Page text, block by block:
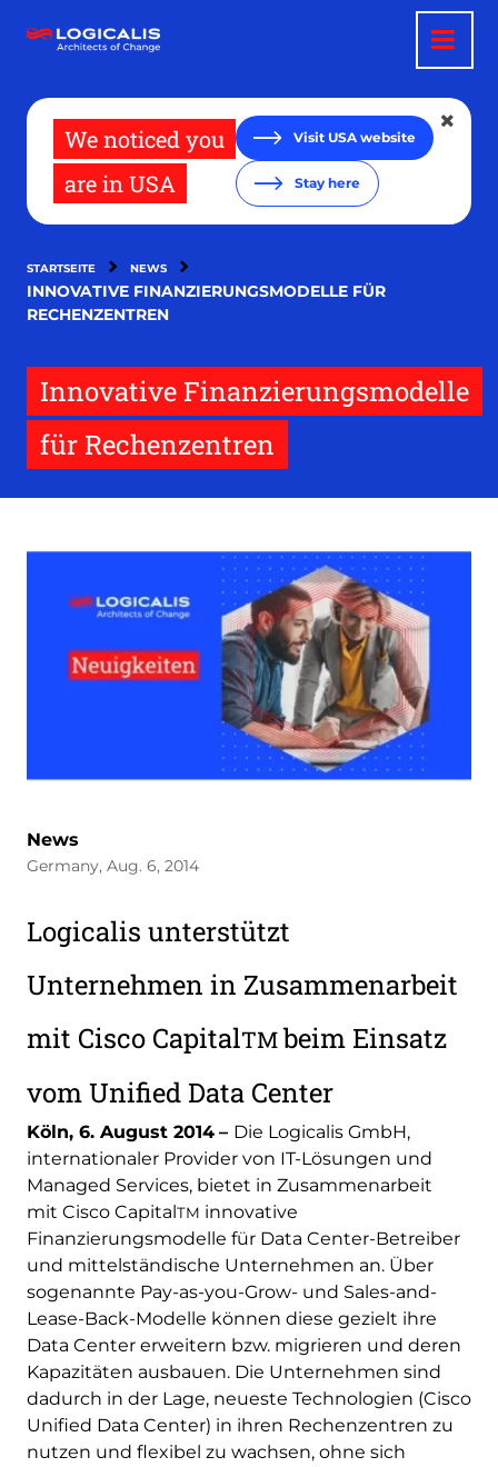
zum
Inhalt
We noticed you
are in USA
Visit USA website
Stay here
STARTSEITE NEWS
INNOVATIVE FINANZIERUNGSMODELLE FÜR
RECHENZENTREN
Innovative Finanzierungsmodelle
für Rechenzentren
News
Germany, Aug. 6, 2014
Logicalis unterstützt
Unternehmen in Zusammenarbeit
mit Cisco CapitalTMbeim Einsatz
vom Unified Data Center
Köln, 6. August 2014 – Die Logicalis GmbH,
internationaler Provider von IT-Lösungen und
Managed Services, bietet in Zusammenarbeit
mit Cisco Capital TM innovative
Finanzierungsmodelle für Data Center-Betreiber
und mittelständische Unternehmen an. Über
sogenannte Pay-as-you-Grow- und Sales-and-
Lease-Back-Modelle können diese gezielt ihre
Data Center erweitern bzw. migrieren und deren
Kapazitäten ausbauen. Die Unternehmen sind
dadurch in der Lage, neueste Technologien (Cisco
Unified Data Center) in ihren Rechenzentren zu
nutzen und flexibel zu wachsen, ohne sich